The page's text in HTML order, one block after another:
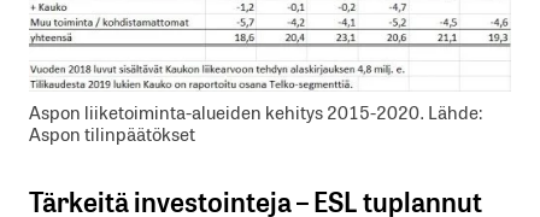
Aspon liiketoiminta-alueiden kehitys 2015-2020. Lähde:
Aspon tilinpäätökset
Tärkeitä investointeja – ESL tuplannut